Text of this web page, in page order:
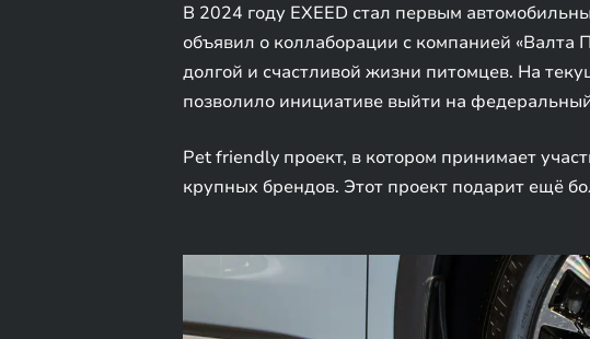
В 2024 году EXEED стал первым
объявил о коллаборации с компанией
долгой и счастливой жизни питомцев. На
позволило инициативе выйти на
Pet friendly проект, в котором принимает
крупных брендов. Этот проект подарит ещё